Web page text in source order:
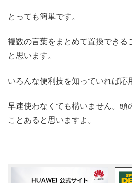
とっても簡単です。
複数の言葉をまとめて置換できる
と思います。
いろんな便利技を知っていれば応
早速使わなくても構いません。頭
ことあると思いますよ。